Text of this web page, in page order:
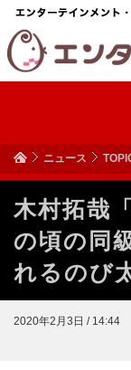
ニュース
木村拓哉
の頃の同
れるのび
2020年2月3日 / 14:44